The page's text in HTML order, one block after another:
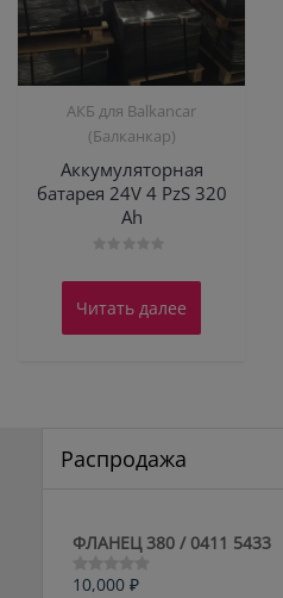
АКБ для Balkanсar
(Балканкар)
Аккумуляторная
батарея 24V 4 PzS 320
Ah
0
5
Читать далее
Распродажа
ФЛАНЕЦ 380 / 0411 5433
Оценка
10,000 ₽